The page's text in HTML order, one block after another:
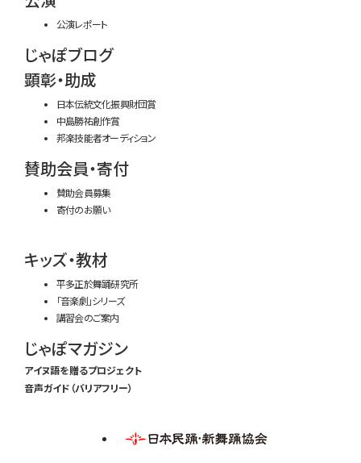
公演レポート
じゃぽブログ
顕彰・助成
日本伝統文化振興財団賞
中島勝祐創作賞
邦楽技能者オーディション
賛助会員・寄付
賛助会員募集
寄付のお願い
キッズ・教材
平多正於舞踊研究所
「音楽劇」シリーズ
講習会のご案内
じゃぽマガジン
アイヌ語を贈るプロジェクト
音声ガイド（バリアフリー）